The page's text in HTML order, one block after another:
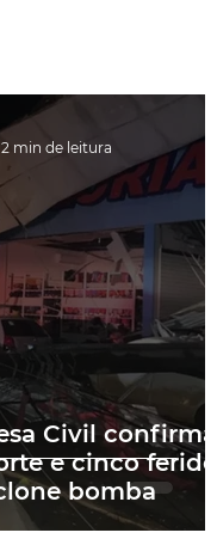
Civil confirma
e cinco feridos
bomba
2 min de leitura